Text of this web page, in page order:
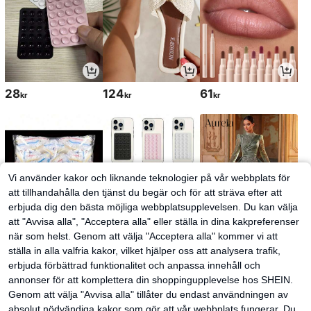
28kr 124kr 61kr
30kr 32 kr 2 139kr
Vi använder kakor och liknande teknologier på vår webbplats för
att tillhandahålla den tjänst du begär och för att sträva efter att
erbjuda dig den bästa möjliga webbplatsupplevelsen. Du kan välja
att "Avvisa alla", "Acceptera alla" eller ställa in dina kakpreferenser
när som helst. Genom att välja "Acceptera alla" kommer vi att
ställa in alla valfria kakor, vilket hjälper oss att analysera trafik,
erbjuda förbättrad funktionalitet och anpassa innehåll och
annonser för att komplettera din shoppingupplevelse hos SHEIN.
Genom att välja "Avvisa alla" tillåter du endast användningen av